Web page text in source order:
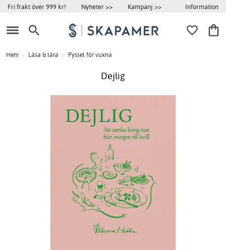
Fri frakt över 999 kr! Nyheter >> Kampanj >> Information
Hem > Läsa & lära > Pyssel för vuxna
Dejlig